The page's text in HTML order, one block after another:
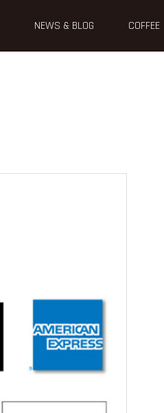
NEWS & BLOG COFFEE